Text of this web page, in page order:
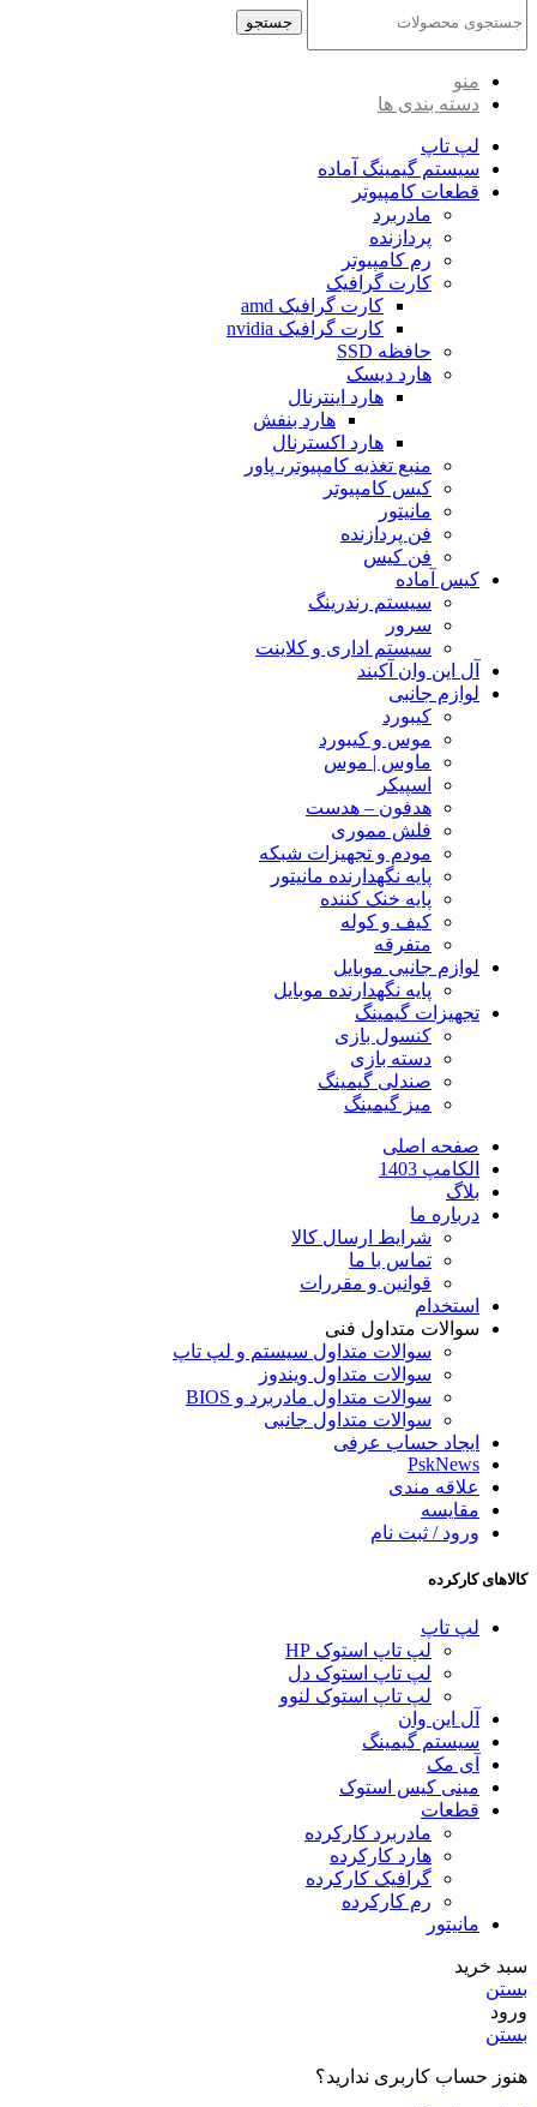
جستجو
منو
دسته بندی ها
لپ تاپ
سیستم گیمینگ آماده
قطعات کامپیوتر
مادربرد
پردازنده
رم کامپیوتر
کارت گرافیک
کارت گرافیک amd
کارت گرافیک nvidia
حافظه SSD
هارد دیسک
هارد اینترنال
هارد بنفش
هارد اکسترنال
منبع تغذیه کامپیوتر، پاور
کیس کامپیوتر
مانیتور
فن پردازنده
فن کیس
کیس آماده
سیستم رندرینگ
سرور
سیستم‌ اداری و کلاینت
آل این وان آکبند
لوازم جانبی
کیبورد
موس و کیبورد
ماوس | موس
اسپیکر
هدفون – هدست
فلش مموری
مودم و تجهیزات شبکه
پایه نگهدارنده مانیتور
پایه خنک کننده
کیف و کوله
متفرقه
لوازم جانبی موبایل
پایه نگهدارنده موبایل
تجهیزات گیمینگ
کنسول بازی
دسته بازی
صندلی گیمینگ
میز گیمینگ
صفحه اصلی
الکامپ 1403
بلاگ
درباره ما
شرایط ارسال کالا
تماس با ما
قوانین و مقررات
استخدام
سوالات متداول فنی
سوالات متداول سیستم و لپ تاپ
سوالات متداول ویندوز
سوالات متداول مادربرد و BIOS
سوالات متداول جانبی
ایجاد حساب عرفی
PskNews
علاقه مندی
مقایسه
ورود / ثبت نام
کالاهای کارکرده
لپ تاپ
لپ تاپ استوک HP
لپ تاپ استوک دل
لپ تاپ استوک لنوو
آل این وان
سیستم گیمینگ
آی مک
مینی کیس استوک
قطعات
مادربرد کارکرده
هارد کارکرده
گرافیک کارکرده
رم کارکرده
مانیتور
سبد خرید
بستن
ورود
بستن
هنوز حساب کاربری ندارید؟